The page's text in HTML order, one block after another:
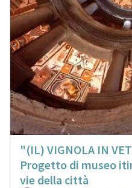
"(IL) VIGNOLA IN
Progetto di museo
vie della città